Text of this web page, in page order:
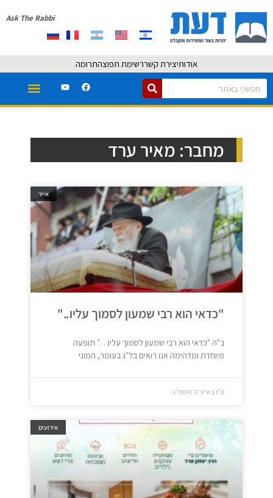
Ask The Rabbi
אודותיצירת קשררשימת תפוצהתרומה
מחבר: מאיר ערד
אייר
"כדאי הוא רבי שמעון לסמוך עליו.."
ב"ה "כדאי הוא רבי שמעון לסמוך עליו…" תופעה
מיוחדת ומדהימה אנו רואים בל"ג בעומר, המוני
ט״ו באייר ה׳תשפ״ג
אירועים